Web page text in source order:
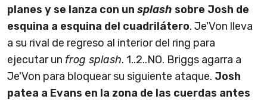
planes y se lanza con un splash sobre Josh de
esquina a esquina del cuadrilátero. Je'Von lleva
a su rival de regreso al interior del ring para
ejecutar un frog splash. 1..2..NO. Briggs agarra a
Je'Von para bloquear su siguiente ataque. Josh
patea a Evans en la zona de las cuerdas antes